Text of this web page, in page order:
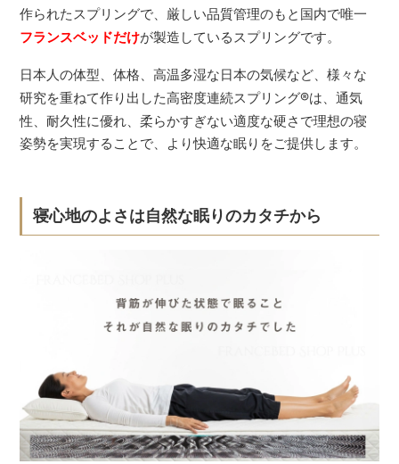
作られたスプリングで、厳しい品質管理のもと国内で唯一
フランスベッドだけが製造しているスプリングです。
日本人の体型、体格、高温多湿な日本の気候など、様々な
研究を重ねて作り出した高密度連続スプリング®は、通気
性、耐久性に優れ、柔らかすぎない適度な硬さで理想の寝
姿勢を実現することで、より快適な眠りをご提供します。
寝心地のよさは自然な眠りのカタチから